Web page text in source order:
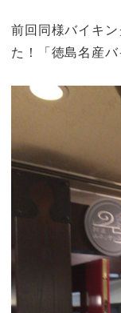
前回同様バイキ
た！「徳島名産バ